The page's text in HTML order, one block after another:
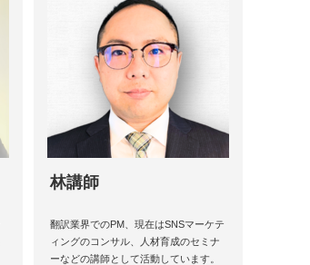
林講師
翻訳業界でのPM、現在はSNSマーケテ
ィングのコンサル、人材育成のセミナ
ーなどの講師として活動しています。